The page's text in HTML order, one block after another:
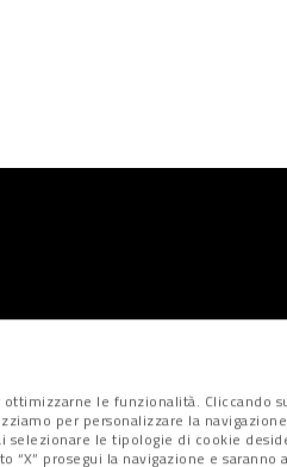
le funzionalità. Cliccando su
per personalizzare la
le tipologie di cookie
“X” prosegui la navigazione e saranno